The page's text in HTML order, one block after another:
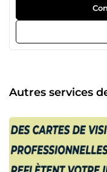
pu façonner des
divers supports tels
magazines, les logos
passion pour mon
les besoins et les
des designs
suis une artiste
partie de mon temps
et à rester à l'affût
design graphique.
simplement me
Autres services